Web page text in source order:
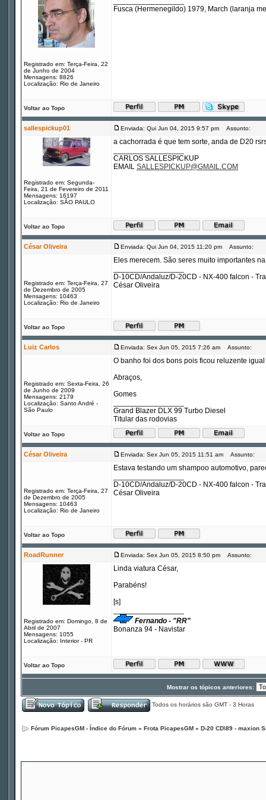
Registrado em: Terça-Feira, 22
de Junho de 2004
Mensagens: 8826
Localização: Rio de Janeiro
Fusca (Hermenegildo) 1979, March (laranja
Voltar ao Topo
sallespickup01 Enviada: Qui Jun 04, 2015 9:57 pm Assunto:
Registrado em: Segunda-
Feira, 21 de Fevereiro de 2011
Mensagens: 16197
Localização: SÃO PAULO
a cachorrada é que tem sorte, anda de D20
CARLOS SALLESPICKUP
EMAIL SALLESPICKUP@GMAIL.COM
Voltar ao Topo
César Oliveira Enviada: Qui Jun 04, 2015 11:20 pm Assunto:
Registrado em: Terça-Feira, 27
de Dezembro de 2005
Mensagens: 10463
Localização: Rio de Janeiro
Eles merecem. São seres muito importantes
D-10CD/Andaluz/D-20CD - NX-400 falcon -
César Oliveira
Voltar ao Topo
Luiz Carlos Enviada: Sex Jun 05, 2015 7:26 am Assunto:
Registrado em: Sexta-Feira, 26
de Junho de 2009
Mensagens: 2179
Localização: Santo André -
São Paulo
O banho foi dos bons pois ficou reluzente
Abraços,
Gomes
Grand Blazer DLX 99 Turbo Diesel
Titular das rodovias
Voltar ao Topo
César Oliveira Enviada: Sex Jun 05, 2015 11:51 am Assunto:
Registrado em: Terça-Feira, 27
de Dezembro de 2005
Mensagens: 10463
Localização: Rio de Janeiro
Estava testando um shampoo automotivo,
D-10CD/Andaluz/D-20CD - NX-400 falcon -
César Oliveira
Voltar ao Topo
RoadRunner Enviada: Sex Jun 05, 2015 8:50 pm Assunto:
Registrado em: Domingo, 8 de
Abril de 2007
Mensagens: 1055
Localização: Interior - PR
Linda viatura César,
Parabéns!
[s]
Fernando - "RR"
Bonanza 94 - Navistar
Voltar ao Topo
Mostrar os tópicos anteriores:
Todos os horários são GMT - 3 Horas
Fórum PicapesGM - Índice do Fórum » Frota PicapesGM » D-20 CD\89 - maxion